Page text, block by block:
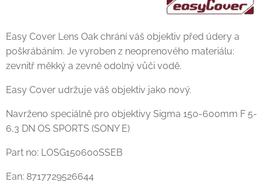
Easy Cover Lens Oak chrání váš objektiv před údery a
poškrábáním. Je vyroben z neoprenového materiálu:
zevnitř měkký a zevně odolný vůči vodě.
Easy Cover udržuje váš objektiv jako nový.
Navrženo speciálně pro objektivy Sigma 150-600mm F 5-
6,3 DN OS SPORTS (SONY E)
Part no: LOSG150600SSEB
Ean: 8717729526644